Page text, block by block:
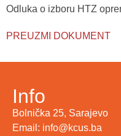
Odluka o izboru HTZ
PREUZMI DOKUMENT
Info
Bolnička 25, Sarajevo
Email: info@kcus.ba